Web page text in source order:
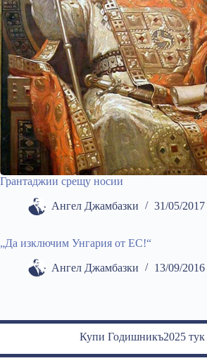
Грантаджии срещу носии
Ангел Джамбазки 31/05/2017
„Да изключим Унгария от ЕС!“
Ангел Джамбазки 13/09/2016
Купи Годишникъ2025 тук